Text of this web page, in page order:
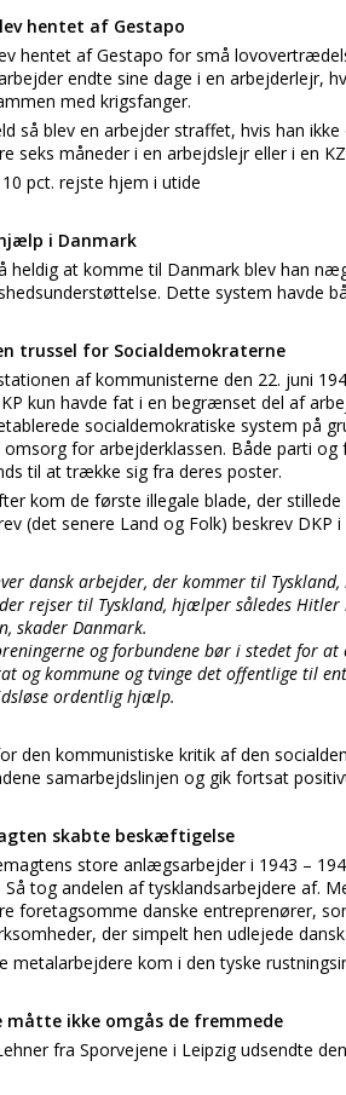
hentet af Gestapo
hentet af Gestapo for små
endte sine dage i en arbejderlejr,
med krigsfanger.
så blev en arbejder straffet, hvis han
seks måneder i en arbejdslejr eller i en
pct. rejste hjem i utide
i Danmark
heldig at komme til Danmark blev han
Dette system havde
trussel for Socialdemokraterne
af kommunisterne den 22. juni
kun havde fat i en begrænset del af
socialdemokratiske system på
omsorg for arbejderklassen. Både parti
til at trække sig fra deres poster.
kom de første illegale blade, der
(det senere Land og Folk) beskrev DKP
dansk arbejder, der kommer til
rejser til Tyskland, hjælper således
skader Danmark.
og forbundene bør i stedet for
og kommune og tvinge det offentlige til
ordentlig hjælp.
den kommunistiske kritik af den
samarbejdslinjen og gik fortsat
skabte beskæftigelse
store anlægsarbejder i 1943 –
Så tog andelen af tysklandsarbejdere af.
foretagsomme danske entreprenører,
der simpelt hen udlejede
metalarbejdere kom i den tyske
måtte ikke omgås de fremmede
fra Sporvejene i Leipzig udsendte